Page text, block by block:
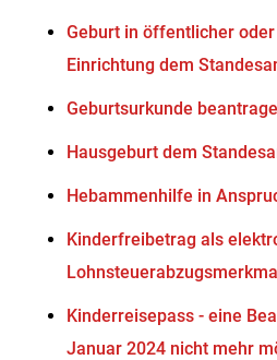
Geburt in öffentlicher
Einrichtung dem
Geburtsurkunde
Hausgeburt dem
Hebammenhilfe in
Kinderfreibetrag als
Kinderreisepass - eine
Januar 2024 nicht mehr